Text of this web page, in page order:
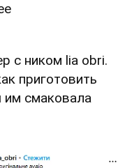
с ником lia obri.
приготовить
им смаковала